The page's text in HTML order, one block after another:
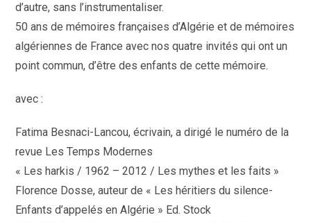
d’autre, sans l’instrumentaliser.
50 ans de mémoires françaises d’Algérie et de mémoires
algériennes de France avec nos quatre invités qui ont un
point commun, d’être des enfants de cette mémoire.
avec :
Fatima Besnaci-Lancou, écrivain, a dirigé le numéro de la
revue Les Temps Modernes
« Les harkis / 1962 – 2012 / Les mythes et les faits »
Florence Dosse, auteur de « Les héritiers du silence-
Enfants d’appelés en Algérie » Ed. Stock